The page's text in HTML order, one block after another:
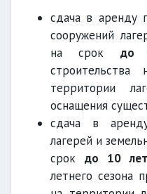
сдача в аренду
сооружений
на срок до
территории
оснащения
сдача в
лагерей и
срок до 10 лет
летнего сезона